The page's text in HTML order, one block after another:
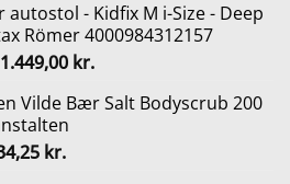
autostol - Kidfix M i-Size - Deep
Römer 4000984312157
Den
kr..
1.449,00 kr.Den
pris
Vilde Bær Salt Bodyscrub 200
kr.Den